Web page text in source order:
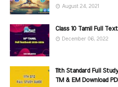
August 24, 2021
Class 10 Tamil Full
December 06, 2022
11th Standard Full
TM & EM Download